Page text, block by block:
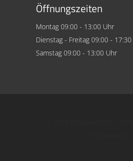
Öffnungszeiten
Montag 09:00 - 13:00 Uhr
Dienstag - Freitag 09:00 -
Samstag 09:00 - 13:00 Uhr